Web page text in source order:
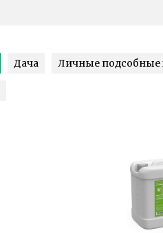
Дача Личные подсобные